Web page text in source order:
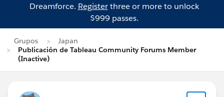
Dreamforce. Registerthree or more to unlock
$999 passes.
Grupos
Japan
Publicación de Tableau Community Forums Member
(Inactive)